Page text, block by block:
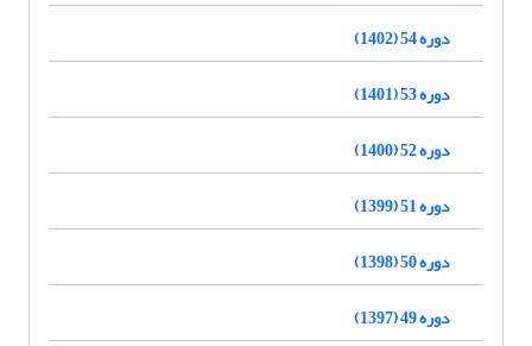
دوره 54 (1402)
دوره 53 (1401)
دوره 52 (1400)
دوره 51 (1399)
دوره 50 (1398)
دوره 49 (1397)